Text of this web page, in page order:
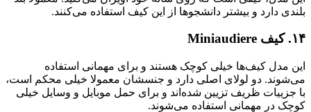
بلندی دارد و بیشتر دانشجوها از این کیف استفاده می‌کنند.
۱۴. کیف‌ Miniaudiere
این مدل کیف‌ها خیلی کوچک هستند و برای مهمانی استفاده
می‌شوند. دو لولای اصلی دارد و جنسشان معمولا خیلی محکم است،
با جزییات ظریف تزیین شده‌اند و برای حمل موبایل و وسایل خیلی
کوچک در مهمانی استفاده می‌شوند.